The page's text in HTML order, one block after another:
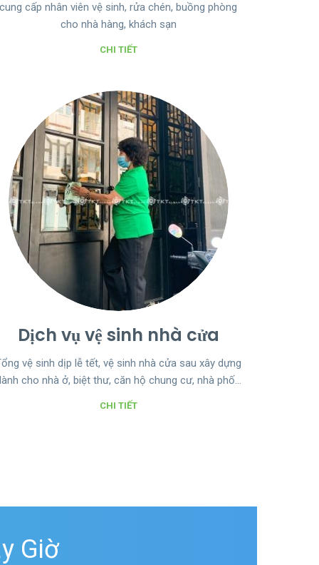
cung cấp nhân viên vệ sinh, rửa chén, buồng phòng
cho nhà hàng, khách sạn
CHI TIẾT
Dịch vụ vệ sinh nhà cửa
vệ sinh dịp lễ tết, vệ sinh nhà cửa sau xây dựng
cho nhà ở, biệt thư, căn hộ chung cư, nhà phố…
CHI TIẾT
Giờ